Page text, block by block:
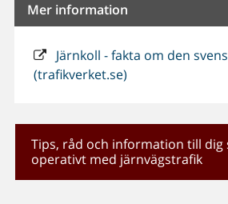
Mer information
Järnkoll - fakta om den
(trafikverket.se)
Tips, råd och information till dig
operativt med järnvägstrafik